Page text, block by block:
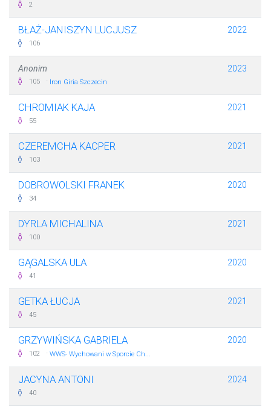
2
BŁAŻ-JANISZYN LUCJUSZ
106
2022
Anonim
105 · Iron Giria Szczecin
2023
CHROMIAK KAJA
55
2021
CZEREMCHA KACPER
103
2021
DOBROWOLSKI FRANEK
34
2020
DYRLA MICHALINA
100
2021
GĄGALSKA ULA
41
2020
GETKA ŁUCJA
45
2021
GRZYWIŃSKA GABRIELA
102 · WWS- Wychowani w Sporcie Ch...
2020
JACYNA ANTONI
40
2024